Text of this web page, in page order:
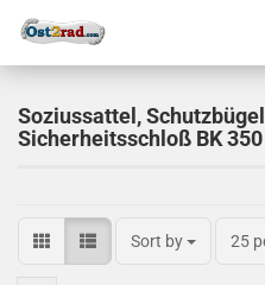
Soziussattel,
Sicherheitsschloß BK 350
Sort by 25